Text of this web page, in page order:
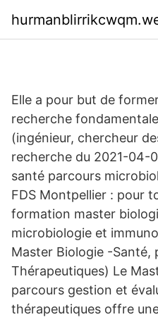
Elle a pour but de
recherche
(ingénieur, chercheur
recherche du 2021-04-
santé parcours
FDS Montpellier : pour
formation master
microbiologie et
Master Biologie -Santé,
Thérapeutiques) Le
parcours gestion et
thérapeutiques offre